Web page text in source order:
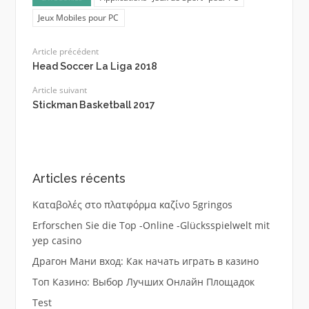
Jeux Mobiles pour PC
Article précédent
Head Soccer La Liga 2018
Article suivant
Stickman Basketball 2017
Articles récents
Καταβολές στο πλατφόρμα καζίνο 5gringos
Erforschen Sie die Top -Online -Glücksspielwelt mit
yep casino
Драгон Мани вход: Как начать играть в казино
Топ Казино: Выбор Лучших Онлайн Площадок
Test